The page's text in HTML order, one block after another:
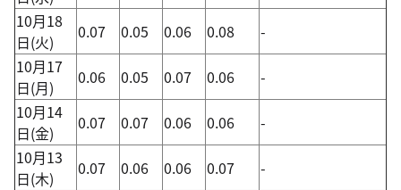
10月18
日(火)
0.07 0.05 0.06 0.08
-
10月17
日(月)
0.06 0.05 0.07 0.06
-
10月14
日(金)
0.07 0.07 0.06 0.06
-
10月13
日(木)
0.07 0.06 0.06 0.07
-